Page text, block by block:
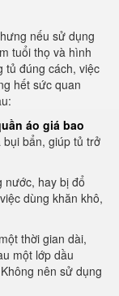
nếu sử dụng
tuổi thọ và hình
tủ đúng cách, việc
hết sức quan
áo giá bao
bẩn, giúp tủ trở
nước, hay bị đổ
dùng khăn khô,
thời gian dài,
một lớp dầu
Không nên sử dụng